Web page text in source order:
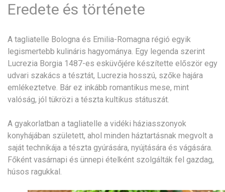
Eredete és története
A tagliatelle Bologna és Emilia-Romagna régió egyik
legismertebb kulináris hagyománya. Egy legenda szerint
Lucrezia Borgia 1487-es esküvőjére készítette először egy
udvari szakács a tésztát, Lucrezia hosszú, szőke hajára
emlékeztetve. Bár ez inkább romantikus mese, mint
valóság, jól tükrözi a tészta kultikus státuszát.
A gyakorlatban a tagliatelle a vidéki háziasszonyok
konyhájában született, ahol minden háztartásnak megvolt a
saját technikája a tészta gyúrására, nyújtására és vágására.
Főként vasárnapi és ünnepi ételként szolgálták fel gazdag,
húsos ragukkal.